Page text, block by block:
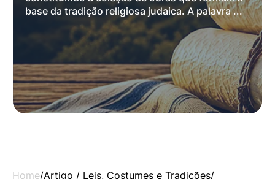
base da tradição religiosa judaica. A palavra ...
Home/Artigo / Leis, Costumes e Tradições/